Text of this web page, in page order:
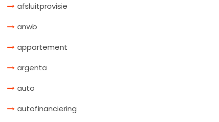
afsluitprovisie
anwb
appartement
argenta
auto
autofinanciering